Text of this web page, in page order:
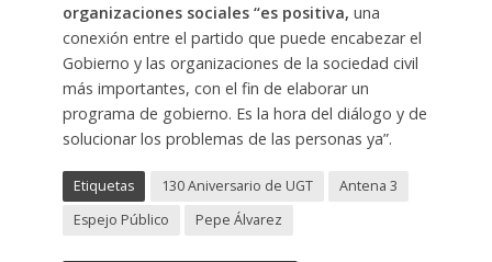
organizaciones sociales “es positiva, una
conexión entre el partido que puede encabezar el
Gobierno y las organizaciones de la sociedad civil
más importantes, con el fin de elaborar un
programa de gobierno. Es la hora del diálogo y de
solucionar los problemas de las personas ya”.
Etiquetas 130 Aniversario de UGT
Antena 3
Espejo Público
Pepe Álvarez